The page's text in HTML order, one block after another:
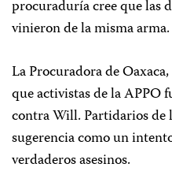
procuraduría cree que las
vinieron de la misma arma.
La Procuradora de
que activistas de la APPO
contra Will. Partidarios de
sugerencia como un
verdaderos asesinos.